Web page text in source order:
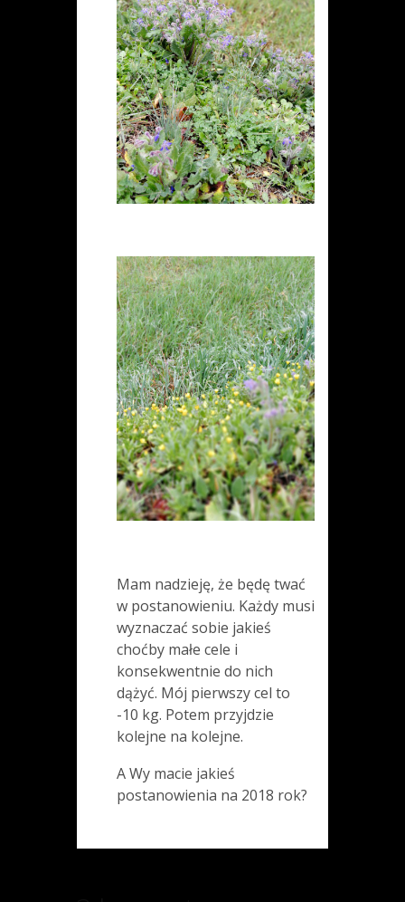
Mam nadzieję, że będę twać
w postanowieniu. Każdy musi
wyznaczać sobie jakieś
choćby małe cele i
konsekwentnie do nich
dążyć. Mój pierwszy cel to
-10 kg. Potem przyjdzie
kolejne na kolejne.
A Wy macie jakieś
postanowienia na 2018 rok?